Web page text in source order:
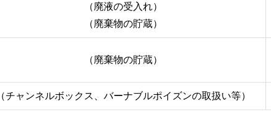
（廃液の受入れ）
（廃棄物の貯蔵）
（廃棄物の貯蔵）
（チャンネルボックス、バーナブルポイズンの取扱い等）